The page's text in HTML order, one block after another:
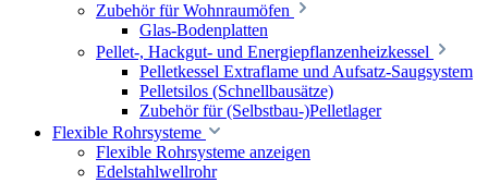
Zubehör für Wohnraumöfen
Glas-Bodenplatten
Pellet-, Hackgut- und Energiepflanzenheizkessel
Pelletkessel Extraflame und Aufsatz-Saugsystem
Pelletsilos (Schnellbausätze)
Zubehör für (Selbstbau-)Pelletlager
Flexible Rohrsysteme
Flexible Rohrsysteme anzeigen
Edelstahlwellrohr